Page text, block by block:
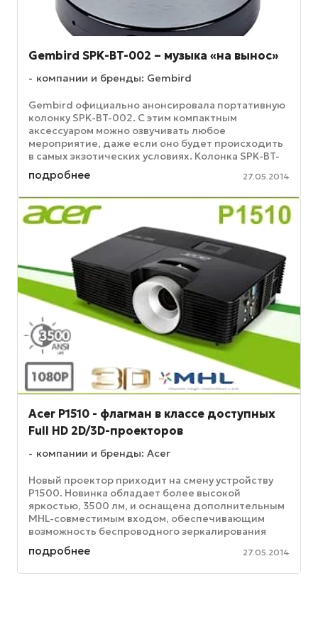
Gembird SPK-BT-002 – музыка «на вынос»
компании и бренды: Gembird
Gembird официально анонсировала портативную
колонку SPK-BT-002. С этим компактным
аксессуаром можно озвучивать любое
мероприятие, даже если оно будет происходить
в самых экзотических условиях. Колонка SPK-BT-
002 позволит слушать музыку на даче, в ...
подробнее 27.05.2014
Acer P1510 - флагман в классе доступных
Full HD 2D/3D-проекторов
компании и бренды: Acer
Новый проектор приходит на смену устройству
P1500. Новинка обладает более высокой
яркостью, 3500 лм, и оснащена дополнительным
MHL-совместимым входом, обеспечивающим
возможность беспроводного зеркалирования
экранов телефонов и планшетов. Появление ...
подробнее 27.05.2014